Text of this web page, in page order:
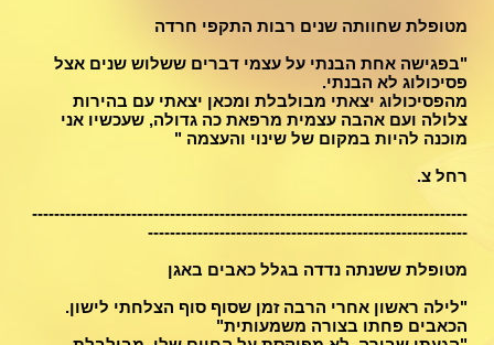
מטופלת שחוותה שנים רבות התקפי חרדה
"בפגישה אחת הבנתי על עצמי דברים ששלוש שנים אצל
פסיכולוג לא הבנתי.
מהפסיכולוג יצאתי מבולבלת ומכאן יצאתי עם בהירות
צלולה ועם אהבה עצמית מרפאת כה גדולה, שעכשיו אני
מוכנה להיות במקום של שינוי והעצמה "
רחל צ.
-------------------------------------------------------------------------------
----------------------------------------------------------
מטופלת ששנתה נדדה בגלל כאבים באגן
"לילה ראשון אחרי הרבה זמן שסוף סוף הצלחתי לישון.
הכאבים פחתו בצורה משמעותית"